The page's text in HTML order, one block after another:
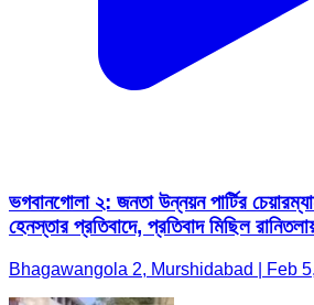
ভগবানগোলা ২: জনতা উন্নয়ন পার্টির
হেনস্তার প্রতিবাদে, প্রতিবাদ মিছিল
Bhagawangola 2, Murshidabad | Feb